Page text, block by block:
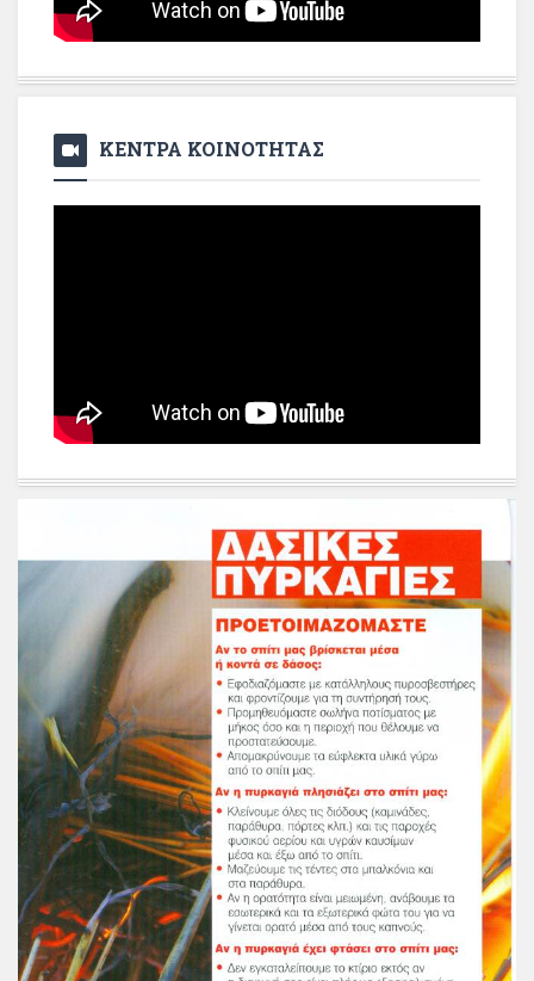
ΚΕΝΤΡΑ ΚΟΙΝΟΤΗΤΑΣ